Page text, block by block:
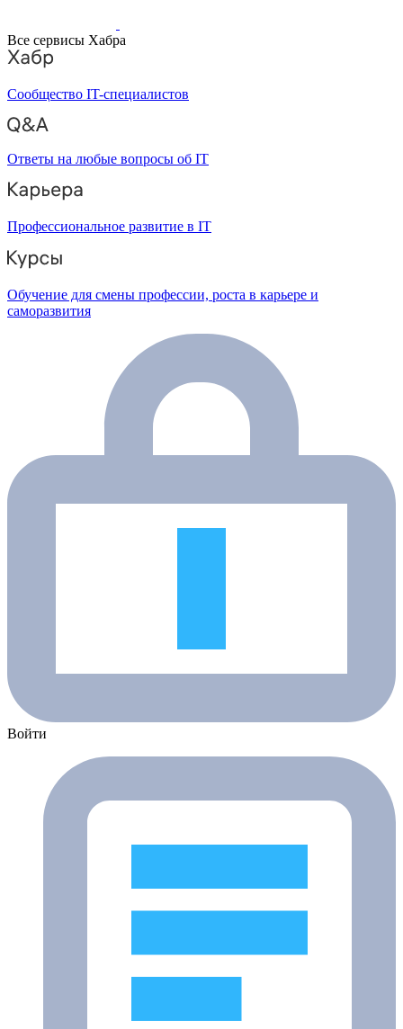
Все сервисы Хабра
Сообщество IT-специалистов
Ответы на любые вопросы об IT
Профессиональное развитие в IT
Обучение для смены профессии, роста в карьере и
саморазвития
Войти